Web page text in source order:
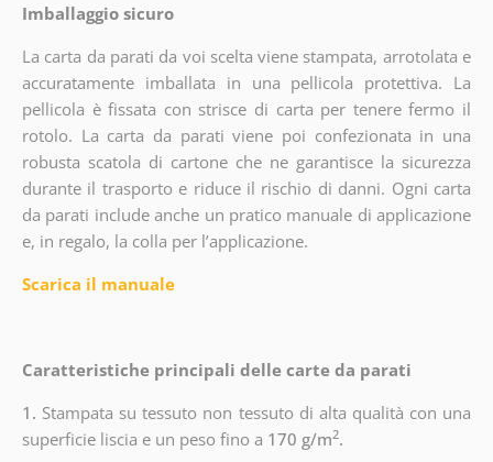
Imballaggio sicuro
La carta da parati da voi scelta viene stampata, arrotolata e
accuratamente imballata in una pellicola protettiva. La
pellicola è fissata con strisce di carta per tenere fermo il
rotolo. La carta da parati viene poi confezionata in una
robusta scatola di cartone che ne garantisce la sicurezza
durante il trasporto e riduce il rischio di danni. Ogni carta
da parati include anche un pratico manuale di applicazione
e, in regalo, la colla per l’applicazione.
Scarica il manuale
Caratteristiche principali delle carte da parati
1. Stampata su tessuto non tessuto di alta qualità con una
superficie liscia e un peso fino a 170 g/m2.